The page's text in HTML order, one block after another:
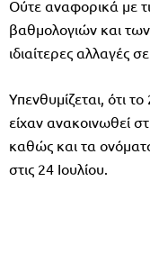
Ούτε αναφορικά με
βαθμολογιών και
ιδιαίτερες αλλαγές
Υπενθυμίζεται, ότι
είχαν ανακοινωθεί
καθώς και τα
στις 24 Ιουλίου.